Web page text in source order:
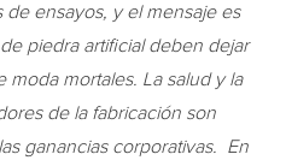
de ensayos, y el mensaje es
piedra artificial deben dejar
mortales. La salud y la
de la fabricación son
ganancias corporativas. En